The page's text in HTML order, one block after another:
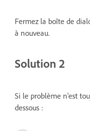
Fermez la boîte de
à nouveau.
Solution 2
Si le problème n'est
dessous :